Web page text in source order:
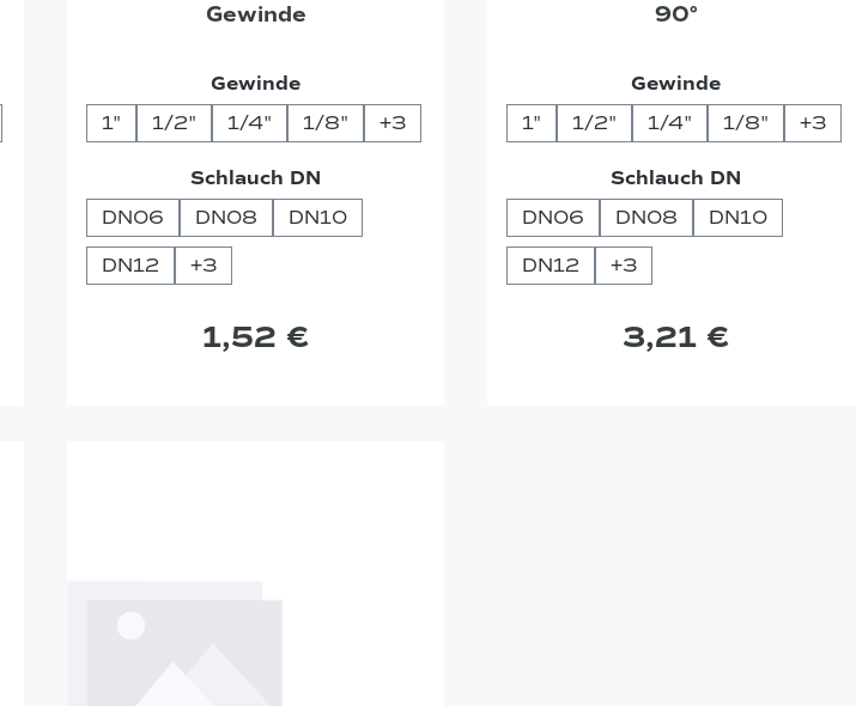
Gewinde
Gewindeauswählen
1"
1/2" 1/4" 1/8" +3
Schlauch DN
DN06
DN08
DN10
DN12
+3
1,52 €
90°
Gewindeauswählen
1"
1/2" 1/4" 1/8" +3
Schlauch DN
DN06
DN08
DN10
DN12
+3
3,21 €